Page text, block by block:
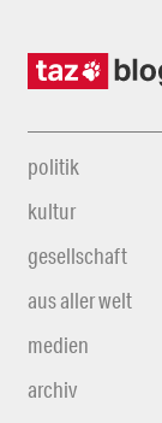
politik
kultur
gesellschaft
aus aller welt
medien
archiv